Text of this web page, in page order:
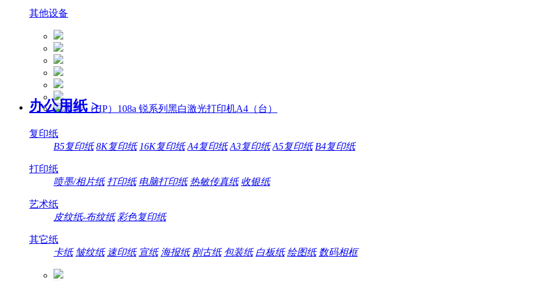
其他设备
办公用纸 >
复印纸
B5复印纸 8K复印纸 16K复印纸 A4复印纸 A3复印纸 A5复印纸 B4复印纸
打印纸
喷墨/相片纸 打印纸 电脑打印纸 热敏传真纸 收银纸
艺术纸
皮纹纸-布纹纸 彩色复印纸
其它纸
卡纸 皱纹纸 速印纸 宣纸 海报纸 刚古纸 包装纸 白板纸 绘图纸 数码相框